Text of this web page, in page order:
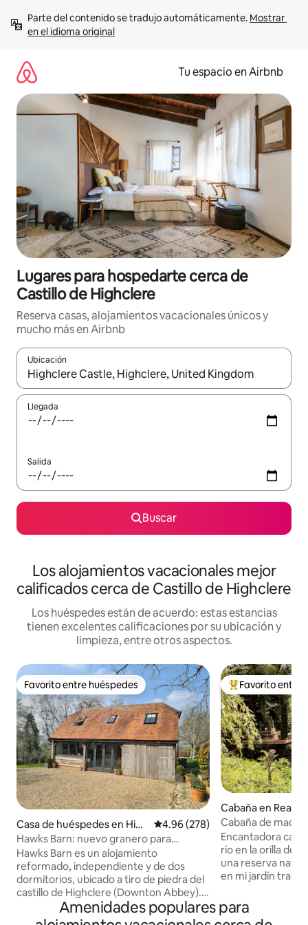
contenido
Parte del contenido se tradujo automáticamente. Mostrar
en el idioma original
Tu espacio en Airbnb
Lugares para hospedarte cerca de
Castillo de Highclere
Reserva casas, alojamientos vacacionales únicos y
mucho más en Airbnb
Ubicación
Cuando los resultados estén disponibles, podrás navegar
Llegada
Salida
Buscar
Los alojamientos vacacionales mejor
calificados cerca de Castillo de Highclere
Los huéspedes están de acuerdo: estas estancias
tienen excelentes calificaciones por su ubicación y
limpieza, entre otros aspectos.
Favorito entre huéspedes
Favorito entre huéspedes
Casa de huéspedes en High
clere
Calificación promedio: 4.96 de
4.96 (278)
Hawks Barn: nuevo granero para
escapadas con unas vistas
impresionantes.
Hawks Barn es un alojamiento
reformado, independiente y de dos
dormitorios, ubicado a tiro de piedra del
castillo de Highclere (Downton Abbey).
Rodeado de impresionantes vistas y
paseos, el granero está a solo 10 minutos
De los mejores
Favorito entre
Cabaña en
Cabaña de
de lujo + bañera
Encantadora
río en la orilla del
una reserva
en mi jardín
cama dobles, con
personas, una
Amenidades populares para